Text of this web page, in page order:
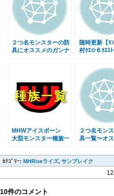
２つ名モンスターの防
具にオススメのガンナ
随時更新【ﾓﾝ
村ｸｴ✩６ｸｴｽ
MHWアイスボーン
大型モンスター種族一
ウンティ用 モンハン
ワールド
２つ名モン
具一覧〜オ
キル発動条
ｽmhx】
ｶﾃｺﾞﾘｰ: MHRiseライズ, サンブレイク
10件のコメント